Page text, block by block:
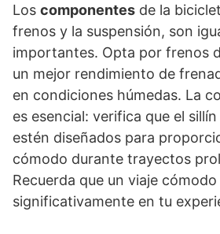
Los componentes de la
frenos y la suspensión, son
importantes. Opta por frenos
un mejor rendimiento de
en condiciones húmedas. La
es esencial: verifica que el
estén diseñados para
cómodo durante trayectos
Recuerda que un viaje
significativamente en tu